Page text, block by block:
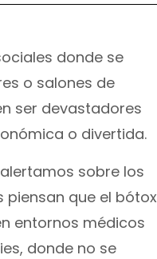
donde se
o salones de
ser devastadores
o divertida.
sobre los
piensan que el bótox
entornos médicos
donde no se